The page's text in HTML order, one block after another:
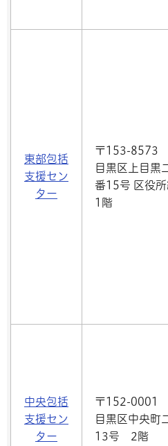
東部包括
支援セン
ター
〒153-8573
目黒区上目黒
番15号 区役
1階
中央包括
支援セン
ター
〒152-0001
目黒区中央町
13号 2階